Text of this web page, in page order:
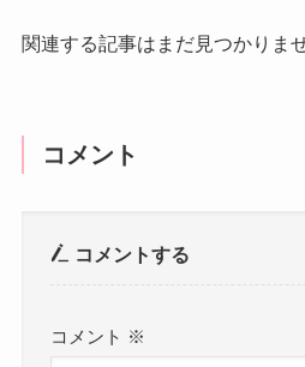
関連する記事はまだ見つかりま
コメント
コメントする
コメント ※